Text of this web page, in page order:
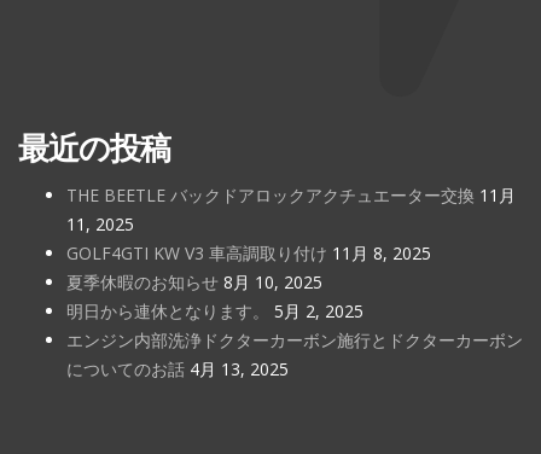
最近の投稿
THE BEETLE バックドアロックアクチュエーター交換 11月
11, 2025
GOLF4GTI KW V3 車高調取り付け 11月 8, 2025
夏季休暇のお知らせ 8月 10, 2025
明日から連休となります。
5月 2, 2025
エンジン内部洗浄ドクターカーボン施行とドクターカーボン
についてのお話 4月 13, 2025